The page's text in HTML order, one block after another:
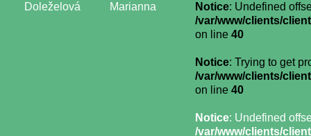
Doleželová
Marianna
Notice: Undefined
/var/www/clients/
on line 40
Notice: Trying to get
/var/www/clients/
on line 40
Notice: Undefined
/var/www/clients/